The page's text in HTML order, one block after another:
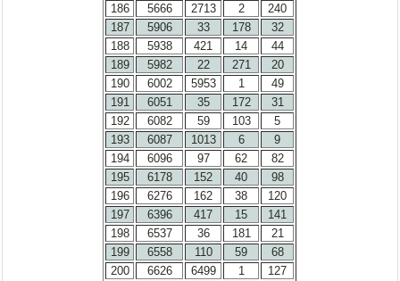
186
5666 2713 2
240
187
5906 33 178
32
188
5938 421 14
44
189
5982 22 271
20
190
6002 5953 1
49
191
6051 35 172
31
192
6082 59 103
5
193
6087 1013 6
9
194
6096 97 62
82
195
6178 152 40
98
196
6276 162 38
120
197
6396 417 15
141
198
6537 36 181
21
199
6558 110 59
68
200
6626 6499 1
127